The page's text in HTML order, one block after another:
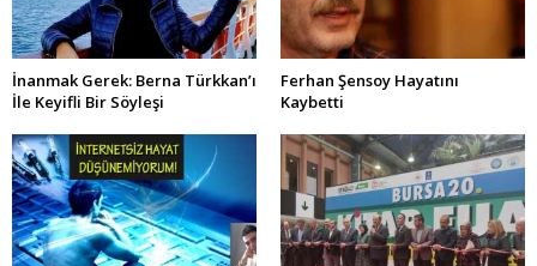
İnanmak Gerek: Berna Türkkan’ı
İle Keyifli Bir Söyleşi
Ferhan Şensoy Hayatını
Kaybetti